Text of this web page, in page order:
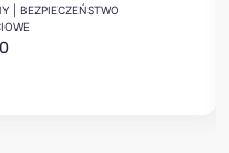
| BEZPIECZEŃSTWO